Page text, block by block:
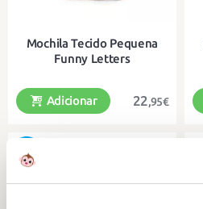
Mochila Tecido Pequena
Funny Letters
22,95€
Adicionar